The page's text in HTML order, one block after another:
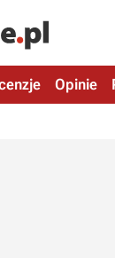
Opinie